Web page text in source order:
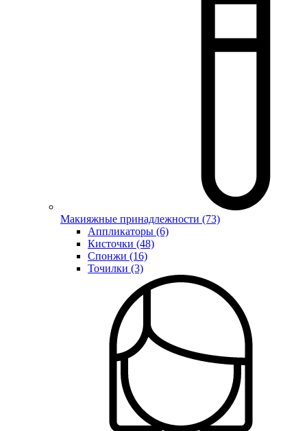
Макияжные принадлежности (73)
Аппликаторы (6)
Кисточки (48)
Спонжи (16)
Точилки (3)